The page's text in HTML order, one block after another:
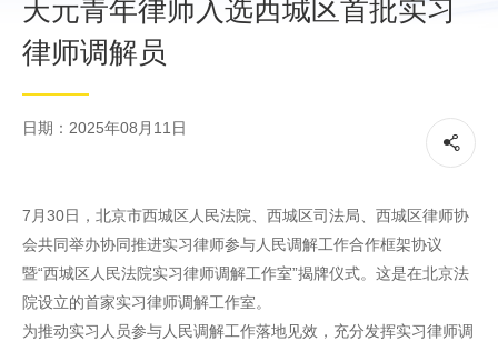
天元青年律师入选西城区首批实习
律师调解员
日期：2025年08月11日
7月30日，北京市西城区人民法院、西城区司法局、西城区律师协
会共同举办协同推进实习律师参与人民调解工作合作框架协议
暨“西城区人民法院实习律师调解工作室”揭牌仪式。这是在北京法
院设立的首家实习律师调解工作室。
为推动实习人员参与人民调解工作落地见效，充分发挥实习律师调